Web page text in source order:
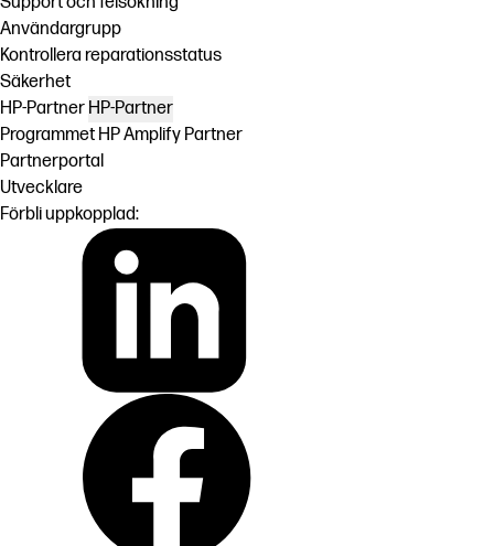
Användargrupp
Kontrollera reparationsstatus
Säkerhet
HP-Partner HP-Partner
Programmet HP Amplify Partner
Partnerportal
Utvecklare
Förbli uppkopplad: